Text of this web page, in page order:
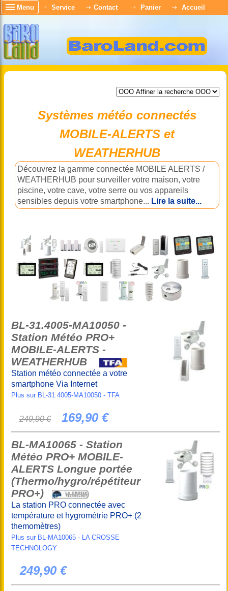
Menu Service Contact Panier Accueil
Systèmes météo connectés
MOBILE-ALERTS et
WEATHERHUB
Découvrez la gamme connectée MOBILE ALERTS /
WEATHERHUB pour surveiller votre maison, votre
piscine, votre cave, votre serre ou vos appareils
sensibles depuis votre smartphone... Lire la suite...
BL-31.4005-MA10050 -
Station Météo PRO+
MOBILE-ALERTS -
WEATHERHUB
Station météo connectée a votre
smartphone Via Internet
Plus sur BL-31.4005-MA10050 - TFA
249,90 € 169,90 €
BL-MA10065 - Station
Météo PRO+ MOBILE-
ALERTS Longue portée
(Thermo/hygro/répétiteur
PRO+)
La station PRO connectée avec
température et hygrométrie PRO+ (2
themomètres)
Plus sur BL-MA10065 - LA CROSSE
TECHNOLOGY
249,90 €